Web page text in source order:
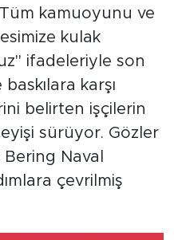
kamuoyunu ve
kulak
ifadeleriyle son
baskılara karşı
belirten işçilerin
sürüyor. Gözler
Naval
çevrilmiş